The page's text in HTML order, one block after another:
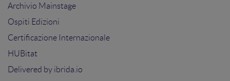
Archivio Mainstage
Ospiti Edizioni
Certificazione Internazionale
HUBitat
Delivered by ibrida.io